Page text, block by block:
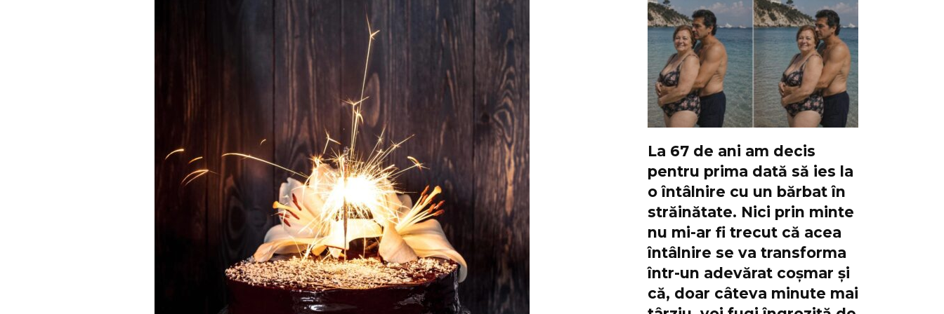
La 67 de ani am decis
pentru prima dată să ies la
o întâlnire cu un bărbat în
străinătate. Nici prin minte
nu mi-ar fi trecut că acea
întâlnire se va transforma
într-un adevărat coșmar și
că, doar câteva minute mai